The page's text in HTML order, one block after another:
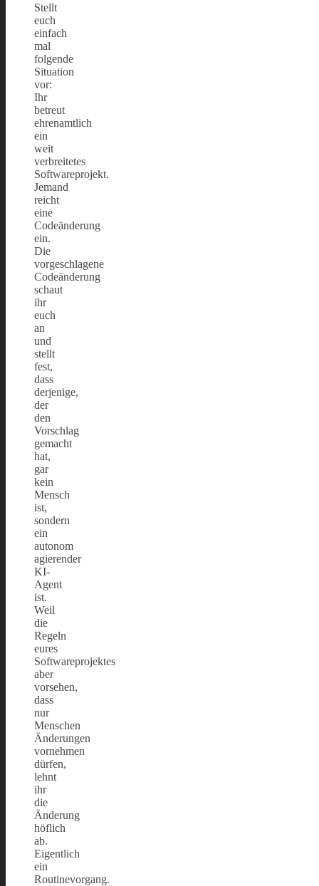
Stellt
euch
einfach
mal
folgende
Situation
vor:
Ihr
betreut
ehrenamtlich
ein
weit
verbreitetes
Softwareprojekt.
Jemand
reicht
eine
Codeänderung
ein.
Die
vorgeschlagene
Codeänderung
schaut
ihr
euch
an
und
stellt
fest,
dass
derjenige,
der
den
Vorschlag
gemacht
hat,
gar
kein
Mensch
ist,
sondern
ein
autonom
agierender
KI-
Agent
ist.
Weil
die
Regeln
eures
Softwareprojektes
aber
vorsehen,
dass
nur
Menschen
Änderungen
vornehmen
dürfen,
lehnt
ihr
die
Änderung
höflich
ab.
Eigentlich
ein
Routinevorgang.